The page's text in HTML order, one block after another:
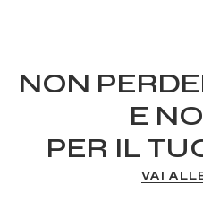
NON
E
PER IL
VAI